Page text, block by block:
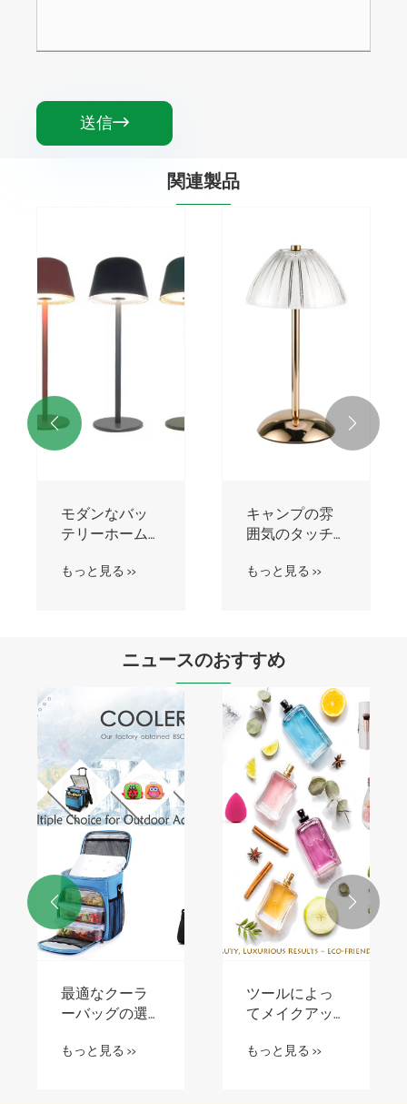
送信
関連製品
WIFI Bluetooth
音声コントロ
電球
もっと見る >>
ワイヤレス音
声コントロー
ト電球ソケッ
もっと見る >>
 
ニュースのおすすめ
初心者に必要
なすべてのワ
ット
もっと見る >>
LED 照明はあ
なたの家庭や
のように変え
もっと見る >>
 